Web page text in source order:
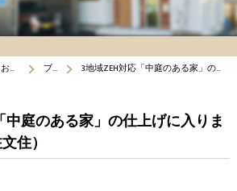
お知らせ ブログ 3地域ZEH対応「中庭のある家」の仕上げに入ります。（長野市注文住）
中庭のある家」の仕上げに入りま
住）